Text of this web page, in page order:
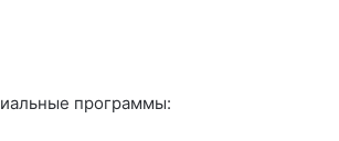
программы: